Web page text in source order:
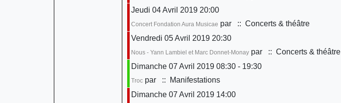
Jeudi 04 Avril 2019 20:00
Concert Fondation Aura Musicae par
:: Concerts & théâtre
Vendredi 05 Avril 2019 20:30
Nous - Yann Lambiel et Marc Donnet-Monaypar
:: Concerts & théâtre
Dimanche 07 Avril 2019 08:30 - 19:30
Trocpar
:: Manifestations
Dimanche 07 Avril 2019 14:00